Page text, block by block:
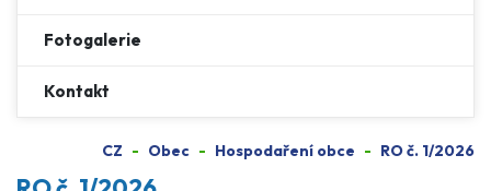
Fotogalerie
Kontakt
CZ Obec Hospodaření obce RO č. 1/2026